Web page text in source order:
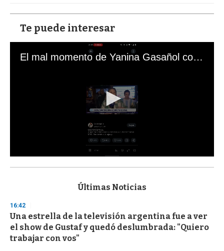
Te puede interesar
El mal momento de Yanina Gasañol con un hincha argentino en "Subrayado"
s
d
s
o
f
3
Últimas Noticias
16:42
Una estrella de la televisión argentina fue a ver
el show de Gustaf y quedó deslumbrada: "Quiero
trabajar con vos"